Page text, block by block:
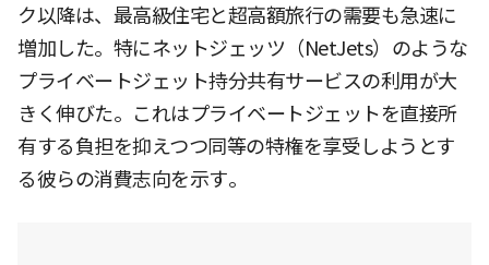
ク以降は、最高級住宅と超高額旅行の需要も急速に
増加した。特にネットジェッツ（NetJets）のような
プライベートジェット持分共有サービスの利用が大
きく伸びた。これはプライベートジェットを直接所
有する負担を抑えつつ同等の特権を享受しようとす
る彼らの消費志向を示す。